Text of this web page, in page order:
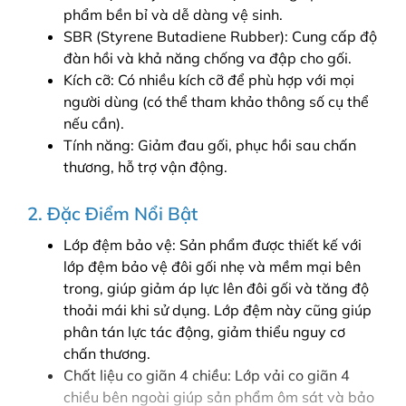
phẩm bền bỉ và dễ dàng vệ sinh.
SBR (Styrene Butadiene Rubber): Cung cấp độ
đàn hồi và khả năng chống va đập cho gối.
Kích cỡ: Có nhiều kích cỡ để phù hợp với mọi
người dùng (có thể tham khảo thông số cụ thể
nếu cần).
Tính năng: Giảm đau gối, phục hồi sau chấn
thương, hỗ trợ vận động.
2. Đặc Điểm Nổi Bật
Lớp đệm bảo vệ: Sản phẩm được thiết kế với
lớp đệm bảo vệ đôi gối nhẹ và mềm mại bên
trong, giúp giảm áp lực lên đôi gối và tăng độ
thoải mái khi sử dụng. Lớp đệm này cũng giúp
phân tán lực tác động, giảm thiểu nguy cơ
chấn thương.
Chất liệu co giãn 4 chiều: Lớp vải co giãn 4
chiều bên ngoài giúp sản phẩm ôm sát và bảo